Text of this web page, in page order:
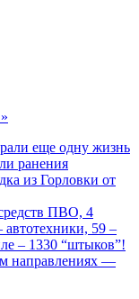
еще одну жизнь
ранения
из Горловки от
ПВО, 4
автотехники, 59 –
– 1330 “штыков”!
направлениях —